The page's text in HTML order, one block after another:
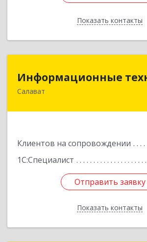
Показать контакты
Назад
Информационные
Салават
Клиентов на сопровождении
1С:Специалист
Отправить заявку
Показать контакты
Информационные
Отправить заявку
Назад